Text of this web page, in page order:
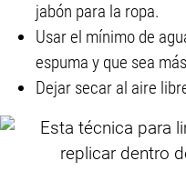
jabón para la ropa.
Usar el mínimo de
espuma y que sea
Dejar secar al aire